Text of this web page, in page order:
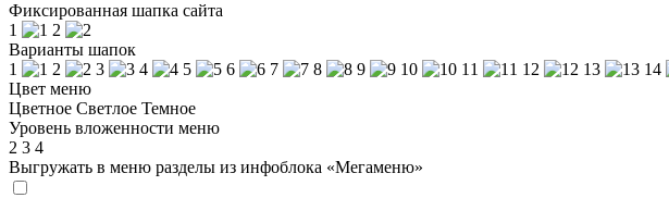
Фиксированная шапка сайта
1
2
Варианты шапок
1
2 3 4 5 6 7 8 9 10 11 12 13 14
Цвет меню
Цветное Светлое Темное
Уровень вложенности меню
2 3 4
Выгружать в меню разделы из инфоблока «Мегаменю»